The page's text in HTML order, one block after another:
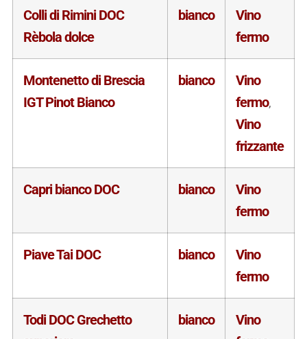
Colli di Rimini DOC
Rèbola dolce
bianco
Vino
fermo
Montenetto di Brescia
IGT Pinot Bianco
bianco
Vino
fermo,
Vino
frizzante
Capri bianco DOC bianco
Vino
fermo
Piave Tai DOC bianco
Vino
fermo
Todi DOC Grechetto
bianco
Vino